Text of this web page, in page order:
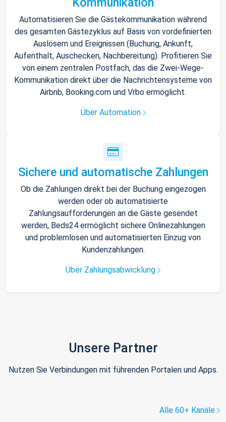
Automatisieren Sie die Gästekommunikation während
des gesamten Gästezyklus auf Basis von vordefinierten
Auslösern und Ereignissen (Buchung, Ankunft,
Aufenthalt, Auschecken, Nachbereitung). Profitieren Sie
von einem zentralen Postfach, das die Zwei-Wege-
Kommunikation direkt über die Nachrichtensysteme von
Airbnb, Booking.com und Vrbo ermöglicht.
Über Automation
Sichere und automatische Zahlungen
Ob die Zahlungen direkt bei der Buchung eingezogen
werden oder ob automatisierte
Zahlungsaufforderungen an die Gäste gesendet
werden, Beds24 ermöglicht sichere Onlinezahlungen
und problemlosen und automatisierten Einzug von
Kundenzahlungen.
Über Zahlungsabwicklung
Unsere Partner
Nutzen Sie Verbindungen mit führenden Portalen und Apps.
Alle 60+ Kanäle